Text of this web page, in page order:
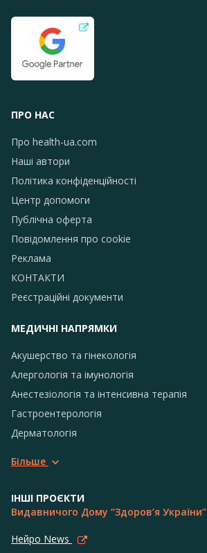
ПРО НАС
Про health-ua.com
Наші автори
Політика конфіденційності
Центр допомоги
Публічна оферта
Повідомлення про сookie
Реклама
КОНТАКТИ
Реєстраційні документи
МЕДИЧНІ НАПРЯМКИ
Акушерство та гінекологія
Алергологія та імунологія
Анестезіологія та інтенсивна терапія
Гастроентерологія
Дерматологія
Більше
ІНШІ ПРОЄКТИ
Видавничого Дому “Здоров’я України”
Нейро News